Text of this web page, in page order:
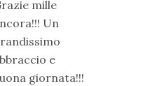
mille
Un
e
giornata!!!